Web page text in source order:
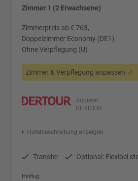
Zimmer 1 (2 Erwachsene)
Zimmerpreis ab € 763,-
Doppelzimmer Economy (DE1)
Ohne Verpflegung (U)
Zimmer & Verpflegung anpassen
Anbieter:
DERTOUR
Hotelbeschreibung anzeigen
Transfer Optional: Flexibel
Hinflug